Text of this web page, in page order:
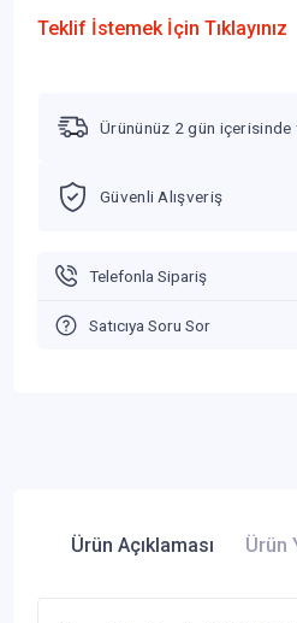
Teklif İstemek İçin Tıklayınız
Ürününüz 2 gün
Güvenli Alışveriş
Telefonla Sipariş
Satıcıya Soru Sor
Ürün Açıklaması Ürün